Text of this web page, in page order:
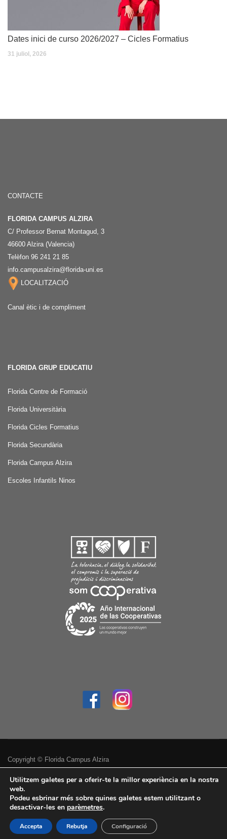
Dates inici de curso 2026/2027 – Cicles Formatius
31 juliol, 2026
CONTACTE
FLORIDA CAMPUS ALZIRA
C/ Professor Bernat Montagud, 3
46600 Alzira (Valencia)
Telèfon 96 241 21 85
info.campusalzira@florida-uni.es
LOCALITZACIÓ
Canal ètic i de compliment
FLORIDA GRUP EDUCATIU
Florida Centre de Formació
Florida Universitària
Florida Cicles Formatius
Florida Secundària
Florida Campus Alzira
Escoles Infantils Ninos
Copyright © Florida Campus Alzira
Política de privacitat
Avís legal
Accessibilitat
Utilitzem galetes per a oferir-te la millor experiència en la nostra
web.
Podeu esbrinar més sobre quines galetes estem utilitzant o
desactivar-les en parèmetres.
Accepta Rebutja Configuració